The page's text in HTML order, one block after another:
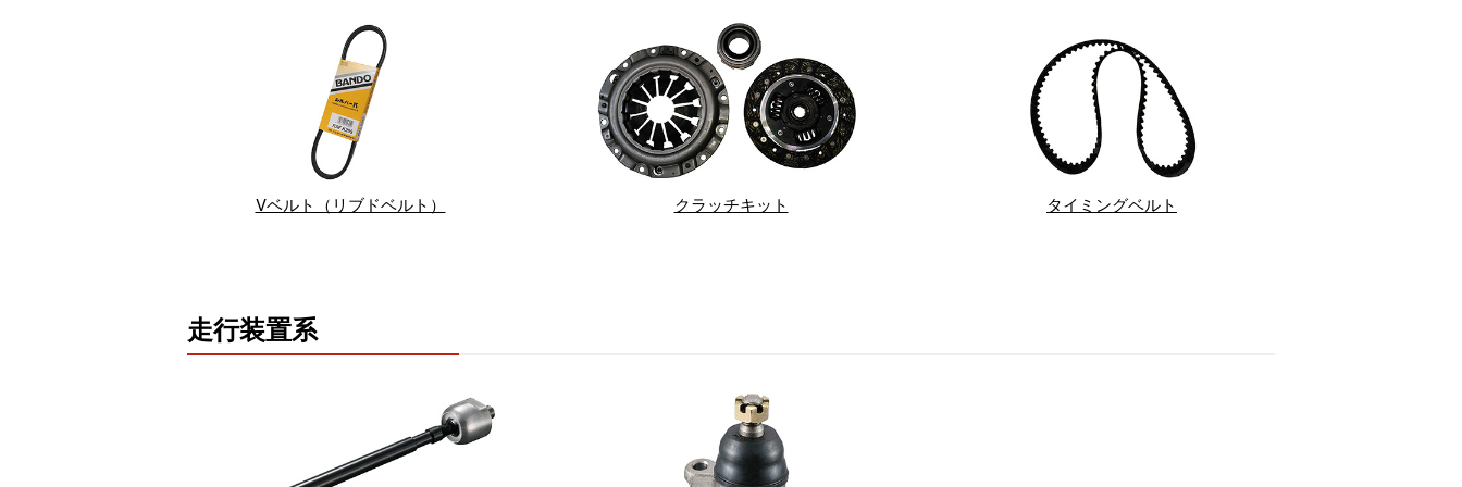
Vベルト（リブドベルト） クラッチキット タイミングベルト
走行装置系